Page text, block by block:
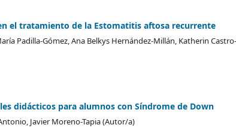
el tratamiento de la Estomatitis aftosa recurrente
Padilla-Gómez, Ana Belkys Hernández-Millán, Katherin
didácticos para alumnos con Síndrome de Down
Javier Moreno-Tapia (Autor/a)